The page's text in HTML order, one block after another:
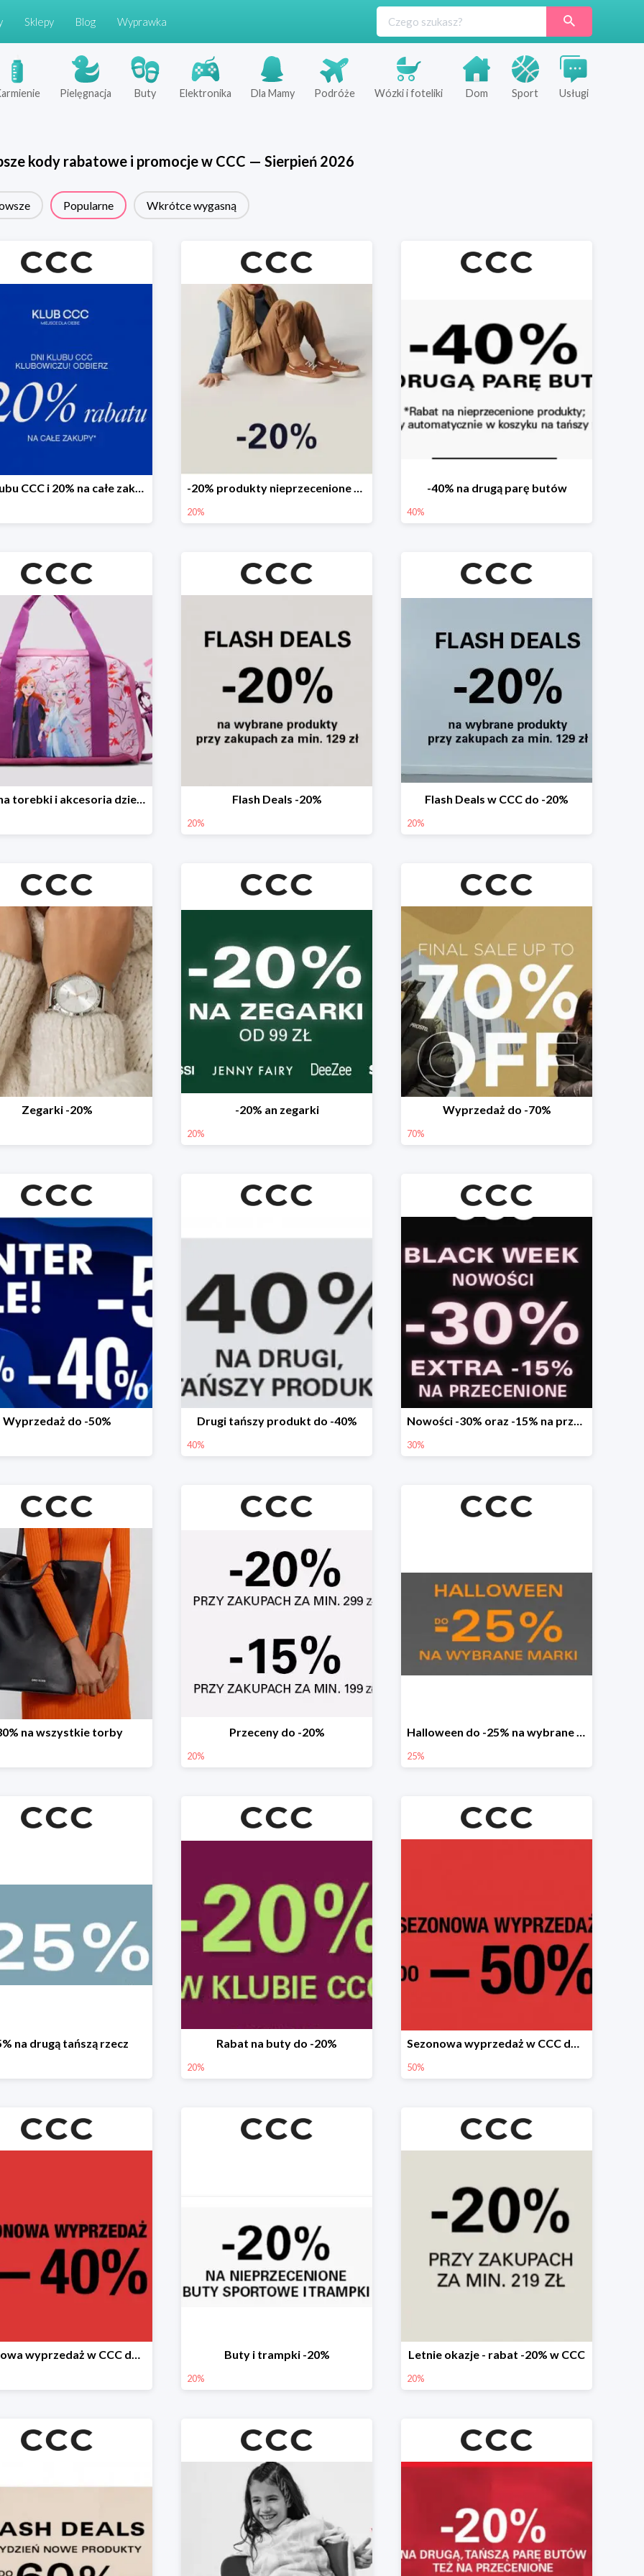
Sklepy Blog Wyprawka
Pielęgnacja Buty Elektronika Dla Mamy Podróże Wózki i foteliki Dom Sport Usługi
kody rabatowe i promocje w CCC — Sierpień 2026
Popularne Wkrótce wygasną
Dni Klubu CCC i 20% na całe zakupy -20% produkty nieprzecenione 🌼🌷
20%
-40% na drugą parę butów
40%
-20% na torebki i akcesoria dziecięce Flash Deals -20%
20%
Flash Deals w CCC do -20%
20%
Zegarki -20% -20% an zegarki
20%
Wyprzedaż do -70%
70%
Wyprzedaż do -50% Drugi tańszy produkt do -40%
40%
Nowości -30% oraz -15% na przecenione
30%
na wszystkie torby Przeceny do -20%
20%
Halloween do -25% na wybrane marki
25%
na drugą tańszą rzecz Rabat na buty do -20%
20%
Sezonowa wyprzedaż w CCC do -50%
50%
Sezonowa wyprzedaż w CCC do -40% Buty i trampki -20%
20%
Letnie okazje - rabat -20% w CCC
20%